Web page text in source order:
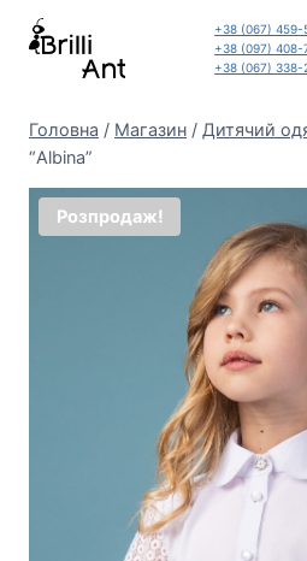
Перейти
+38 (067) 459-
+38 (097) 408-
+38 (067) 338-
Головна / Магазин / Дитячий
“Albina”
Розпродаж!